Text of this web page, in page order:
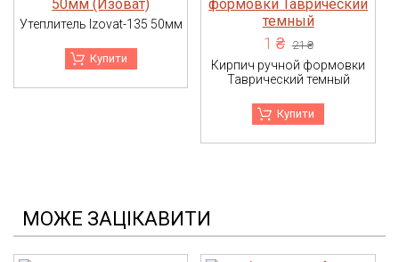
Утеплитель Izovat-135 50мм
Купити
1 ₴21 ₴
Кирпич ручной формовки
Таврический темный
Купити
МОЖЕ ЗАЦІКАВИТИ